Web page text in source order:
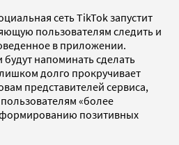
сеть TikTok запустит
пользователям следить и
в приложении.
напоминать сделать
долго прокручивает
представителей сервиса,
«более
формированию позитивных